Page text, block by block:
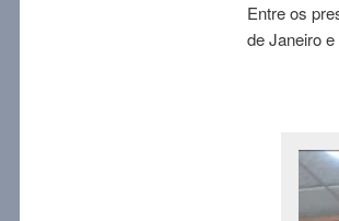
Entre os
de Janeiro